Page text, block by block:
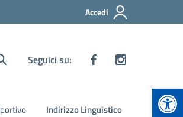
Accedi
Seguici su:
Indirizzo Linguistico